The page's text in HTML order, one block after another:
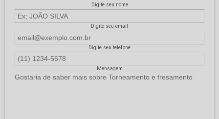
Digite seu nome
Digite seu email
Digite seu telefone
Mensagem